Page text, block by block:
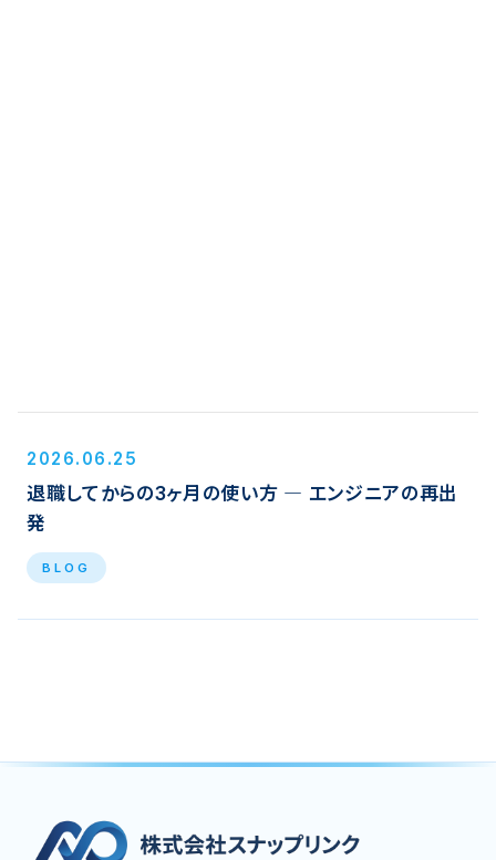
2026.06.25
退職してからの3ヶ月の使い方 ― エンジニアの再出
発
BLOG